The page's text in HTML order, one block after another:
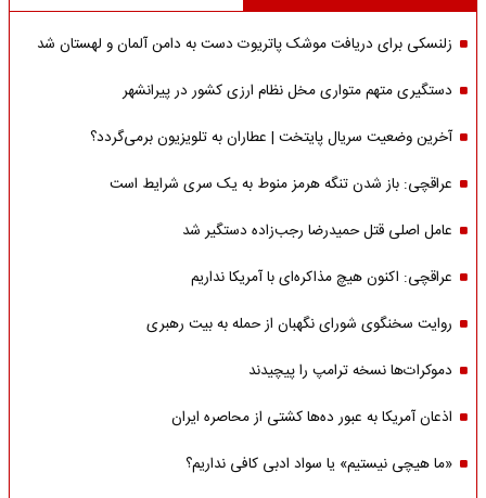
زلنسکی برای دریافت موشک پاتریوت دست به دامن آلمان و لهستان شد
دستگیری متهم متواری مخل نظام ارزی کشور در پیرانشهر
آخرین وضعیت سریال پایتخت | عطاران به تلویزیون برمی‌گردد؟
عراقچی: باز شدن تنگه هرمز منوط به یک سری شرایط است
عامل اصلی قتل حمیدرضا رجب‌زاده دستگیر شد
عراقچی: اکنون هیچ مذاکره‌ای با آمریکا نداریم
روایت سخنگوی شورای نگهبان از حمله به بیت رهبری
دموکرات‌ها نسخه ترامپ را پیچیدند
اذعان آمریکا به عبور ده‌ها کشتی از محاصره ایران
«ما هیچی نیستیم» یا سواد ادبی کافی نداریم؟